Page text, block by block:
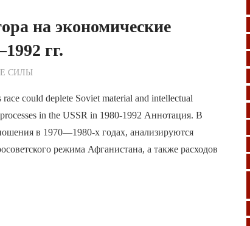
на экономические
гг.
СИЛЫ
could deplete Soviet material and intellectual
in the USSR in 1980-1992 Аннотация. В
в 1970—1980-х годах, анализируются
режима Афганистана, а также расходов